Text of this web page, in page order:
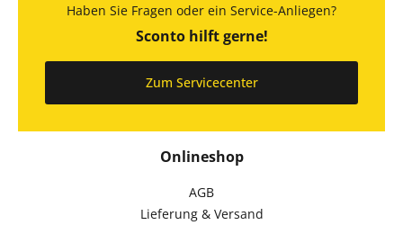
Onlineshop
AGB
Lieferung & Versand
Haben Sie Fragen oder ein Service-Anliegen?
Sconto hilft gerne!
Zum Servicecenter